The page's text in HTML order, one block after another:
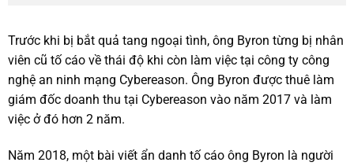
Trước khi bị bắt quả tang ngoại tình, ông Byron từng bị nhân
viên cũ tố cáo về thái độ khi còn làm việc tại công ty công
nghệ an ninh mạng Cybereason. Ông Byron được thuê làm
giám đốc doanh thu tại Cybereason vào năm 2017 và làm
việc ở đó hơn 2 năm.
Năm 2018, một bài viết ẩn danh tố cáo ông Byron là người